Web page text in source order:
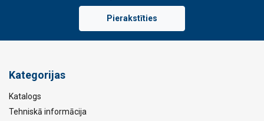
Pierakstīties
Kategorijas
Katalogs
Tehniskā informācija